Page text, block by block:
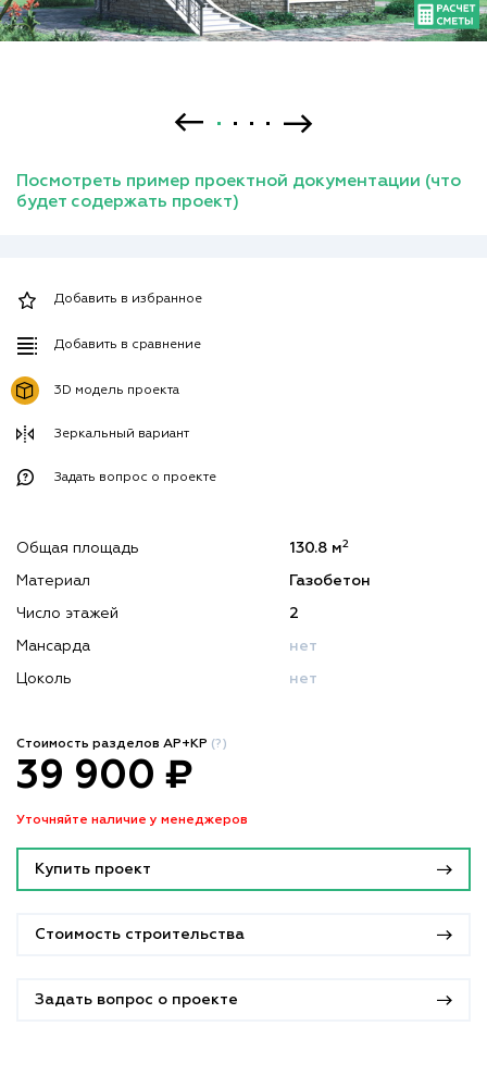
Посмотреть пример проектной документации (что
будет содержать проект)
Добавить в избранное
Добавить в сравнение
3D модель проекта
Зеркальный вариант
Задать вопрос о проекте
Общая площадь 130.8 м2
Материал Газобетон
Число этажей 2
Мансарда нет
Цоколь нет
Стоимость разделов АР+КР (?)
39 900 ₽
Уточняйте наличие у менеджеров
Купить проект
Стоимость строительства
Задать вопрос о проекте